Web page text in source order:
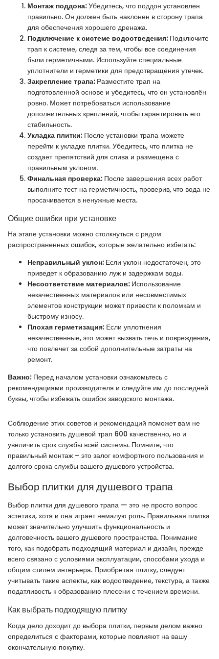
Монтаж поддона:Убедитесь, что поддон установлен
правильно. Он должен быть наклонен в сторону трапа
для обеспечения хорошего дренажа.
Подключение к системе водоотведения:Подключите
трап к системе, следя за тем, чтобы все соединения
были герметичными. Используйте специальные
уплотнители и герметики для предотвращения утечек.
Закрепление трапа:Разместите трап на
подготовленной основе и убедитесь, что он установлён
ровно. Может потребоваться использование
дополнительных креплений, чтобы гарантировать его
стабильность.
Укладка плитки:После установки трапа можете
перейти к укладке плитки. Убедитесь, что плитка не
создает препятствий для слива и размещена с
правильным уклоном.
Финальная проверка:После завершения всех работ
выполните тест на герметичность, проверив, что вода не
просачивается в ненужные места.
Общие ошибки при установке
На этапе установки можно столкнуться с рядом
распространенных ошибок, которые желательно избегать:
Неправильный уклон:Если уклон недостаточен, это
приведет к образованию луж и задержкам воды.
Несоответствие материалов:Использование
некачественных материалов или несовместимых
элементов конструкции может привести к поломкам и
быстрому износу.
Плохая герметизация:Если уплотнения
некачественные, это может вызвать течь и повреждения,
что повлечет за собой дополнительные затраты на
ремонт.
Важно:Перед началом установки ознакомьтесь с
рекомендациями производителя и следуйте им до последней
буквы, чтобы избежать ошибок заводского монтажа.
Соблюдение этих советов и рекомендаций поможет вам не
только установить душевой трап 600 качественно, но и
увеличить срок службы всей системы. Помните, что
правильный монтаж – это залог комфортного пользования и
долгого срока службы вашего душевого устройства.
Выбор плитки для душевого трапа
Выбор плитки для душевого трапа — это не просто вопрос
эстетики, хотя и она играет немалую роль. Правильная плитка
может значительно улучшить функциональность и
долговечность вашего душевого пространства. Понимание
того, как подобрать подходящий материал и дизайн, прежде
всего связано с условиями эксплуатации, способами ухода и
общим стилем интерьера. Приобретая плитку, следует
учитывать такие аспекты, как водоотведение, текстура, а также
податливость к образованию плесени с течением времени.
Как выбрать подходящую плитку
Когда дело доходит до выбора плитки, первым делом важно
определиться с факторами, которые повлияют на вашу
окончательную покупку.